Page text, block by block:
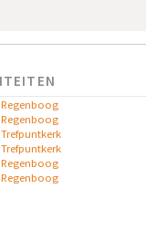
Regenboog
Regenboog
Regenboog
Regenboog